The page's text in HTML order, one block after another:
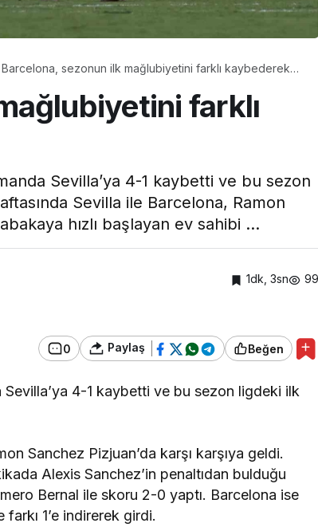
Barcelona, sezonun ilk mağlubiyetini farklı kaybederek
farklı
Sevilla’ya 4-1 kaybetti ve bu sezon
Sevilla ile Barcelona, Ramon
hızlı başlayan ev sahibi ...
1dk, 3sn 99
0 Paylaş Beğen
Sevilla’ya 4-1 kaybetti ve bu sezon ligdeki ilk
Sanchez Pizjuan’da karşı karşıya geldi.
Alexis Sanchez’in penaltıdan bulduğu
Bernal ile skoru 2-0 yaptı. Barcelona ise
1’e indirerek girdi.